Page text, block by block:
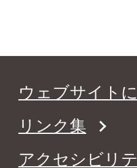
ウェブサイト
リンク集
アクセシビリ